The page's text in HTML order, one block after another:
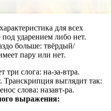
для всех
ударением либо нет.
больше: твёрдый/
пару или нет.
три слога: на-за-втра.
Транскрипция выглядит так:
слова: назавт-ра.
выражения: